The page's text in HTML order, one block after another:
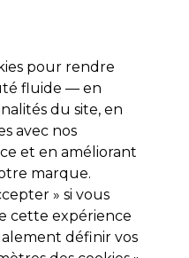
Se connecter
Electro et Matériel
délais
Paris Global+
pour rendre
fluide — en
du site, en
avec nos
et en améliorant
marque.
» si vous
cette expérience
définir vos